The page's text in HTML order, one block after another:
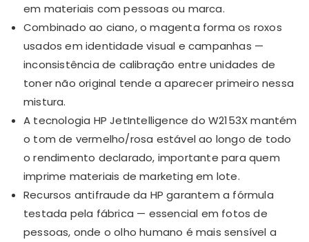
em materiais com pessoas ou marca.
Combinado ao ciano, o magenta forma os roxos
usados em identidade visual e campanhas —
inconsistência de calibração entre unidades de
toner não original tende a aparecer primeiro nessa
mistura.
A tecnologia HP JetIntelligence do W2153X mantém
o tom de vermelho/rosa estável ao longo de todo
o rendimento declarado, importante para quem
imprime materiais de marketing em lote.
Recursos antifraude da HP garantem a fórmula
testada pela fábrica — essencial em fotos de
pessoas, onde o olho humano é mais sensível a